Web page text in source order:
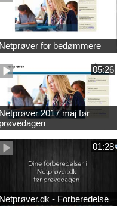
Netprøver for bedømmere
05:26
Netprøver 2017 maj før
prøvedagen
01:28
Netprøver.dk - Forberedelse